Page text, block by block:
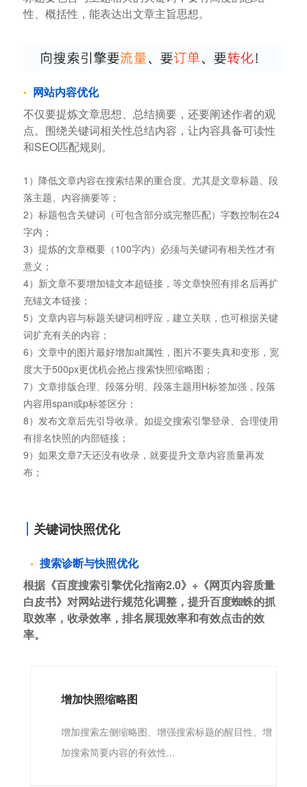
性、概括性，能表达出文章主旨思想。
网站内容优化
不仅要提炼文章思想、总结摘要，还要阐述作者的观
点。围绕关键词相关性总结内容，让内容具备可读性
和SEO匹配规则。
1）降低文章内容在搜索结果的重合度。尤其是文章标题、段
落主题、内容摘要等；
2）标题包含关键词（可包含部分或完整匹配）字数控制在24
字内；
3）提炼的文章概要（100字内）必须与关键词有相关性才有
意义；
4）新文章不要增加锚文本超链接，等文章快照有排名后再扩
充锚文本链接；
5）文章内容与标题关键词相呼应，建立关联，也可根据关键
词扩充有关的内容；
6）文章中的图片最好增加alt属性，图片不要失真和变形，宽
度大于500px更优机会抢占搜索快照缩略图；
7）文章排版合理、段落分明、段落主题用H标签加强，段落
内容用span或p标签区分；
8）发布文章后先引导收录。如提交搜索引擎登录、合理使用
有排名快照的内部链接；
9）如果文章7天还没有收录，就要提升文章内容质量再发
布；
关键词快照优化
搜索诊断与快照优化
根据《百度搜索引擎优化指南2.0》+《网页内容质量
白皮书》对网站进行规范化调整，提升百度蜘蛛的抓
取效率，收录效率，排名展现效率和有效点击的效
率。
增加快照缩略图
增加搜索左侧缩略图、增强搜索标题的醒目性、增
加搜索简要内容的有效性...